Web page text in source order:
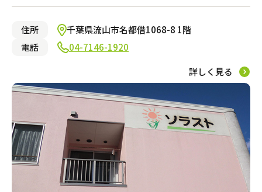
住所
千葉県流山市名都借1068-8 1階
電話
04-7146-1920
詳しく見る